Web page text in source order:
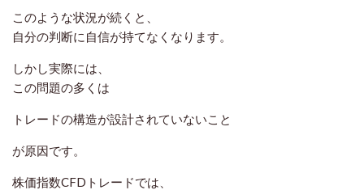
このような状況が続くと、
自分の判断に自信が持てなくなります。
しかし実際には、
この問題の多くは
トレードの構造が設計されていないこと
が原因です。
株価指数CFDトレードでは、